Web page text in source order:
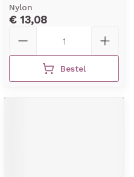
Nylon
€ 13,08
Bestel